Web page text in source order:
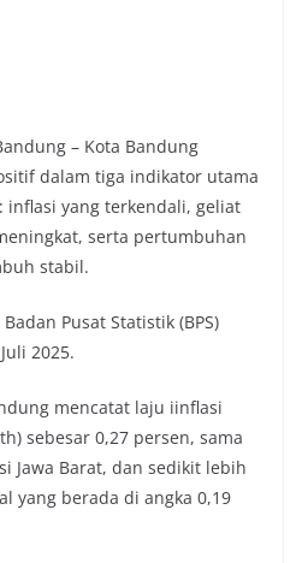
– Kota Bandung
dalam tiga indikator utama
inflasi yang terkendali, geliat
serta pertumbuhan
stabil.
Pusat Statistik (BPS)
2025.
mencatat laju iinflasi
sebesar 0,27 persen, sama
Jawa Barat, dan sedikit lebih
yang berada di angka 0,19